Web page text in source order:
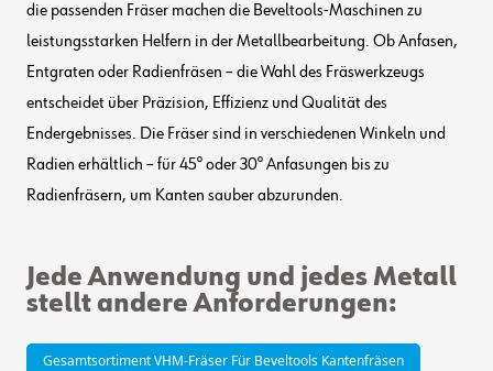
die passenden Fräser machen die Beveltools-Maschinen zu
leistungsstarken Helfern in der Metallbearbeitung. Ob Anfasen,
Entgraten oder Radienfräsen – die Wahl des Fräswerkzeugs
entscheidet über Präzision, Effizienz und Qualität des
Endergebnisses. Die Fräser sind in verschiedenen Winkeln und
Radien erhältlich – für 45° oder 30° Anfasungen bis zu
Radienfräsern, um Kanten sauber abzurunden.
Jede Anwendung und jedes Metall
stellt andere Anforderungen:
Gesamtsortiment VHM-Fräser Für Beveltools Kantenfräsen